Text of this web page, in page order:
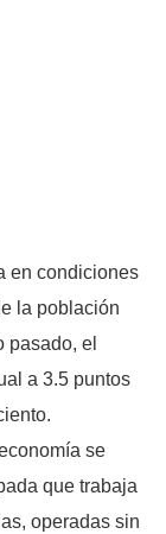
en condiciones
la población
pasado, el
a 3.5 puntos
se
que trabaja
operadas sin